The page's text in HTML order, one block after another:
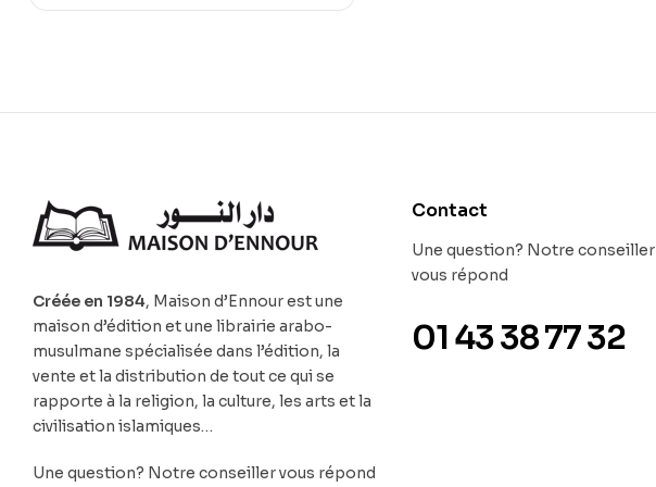
Créée en 1984, Maison d’Ennour est une
maison d’édition et une librairie arabo-
musulmane spécialisée dans l’édition, la
vente et la distribution de tout ce qui se
rapporte à la religion, la culture, les arts et la
civilisation islamiques…
Une question? Notre conseiller vous répond
Contact
Une question? Notre conseiller
vous répond
01 43 38 77 32